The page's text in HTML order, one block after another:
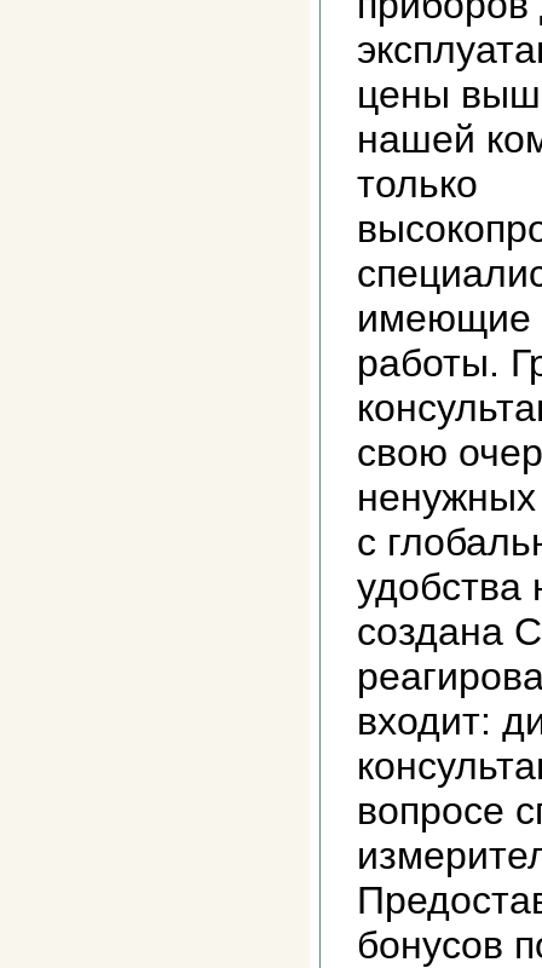
цены
нашей
только
имеющие
работы.
свою
с
удобства
создана
входит:
вопросе
бонусов